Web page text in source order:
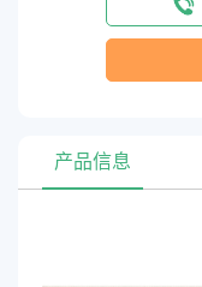
产品信息